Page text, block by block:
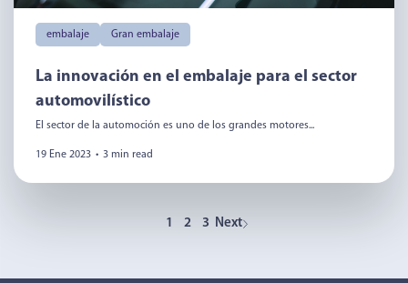
embalaje Gran embalaje
La innovación en el embalaje para el sector
automovilístico
El sector de la automoción es uno de los grandes motores...
19 Ene 2023 • 3 min read
1 2 3 Next